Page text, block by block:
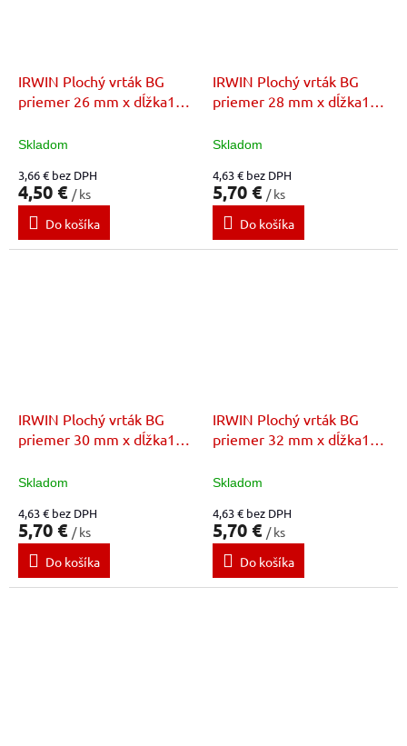
IRWIN Plochý vrták BG
priemer 26 mm x dĺžka152
Skladom
3,66 € bez DPH
4,50 € / ks
Do košíka
IRWIN Plochý vrták BG
priemer 28 mm x dĺžka152
Skladom
4,63 € bez DPH
5,70 € / ks
Do košíka
IRWIN Plochý vrták BG
priemer 30 mm x dĺžka152
Skladom
4,63 € bez DPH
5,70 € / ks
Do košíka
IRWIN Plochý vrták BG
priemer 32 mm x dĺžka152
Skladom
4,63 € bez DPH
5,70 € / ks
Do košíka